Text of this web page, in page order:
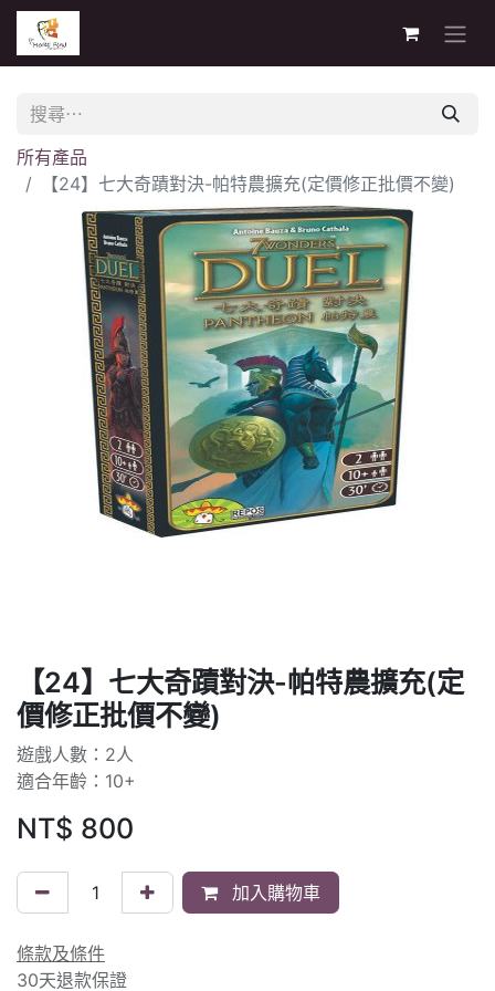
所有產品
【24】七大奇蹟對決-帕特農擴充(定價修正批價不變)
【24】七大奇蹟對決-帕特農擴充(定
價修正批價不變)
遊戲人數：2人
適合年齡：10+
NT$ 800
加入購物車
條款及條件
30天退款保證